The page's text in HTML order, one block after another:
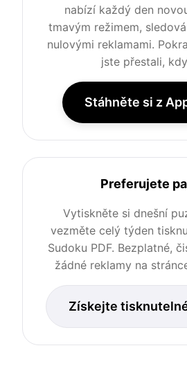
nabízí každý den
tmavým režimem,
nulovými reklamami.
jste přestali,
Stáhněte si z
Preferujete
Vytiskněte si dnešní
vezměte celý týden
Sudoku PDF. Bezplatné,
žádné reklamy na
Získejte